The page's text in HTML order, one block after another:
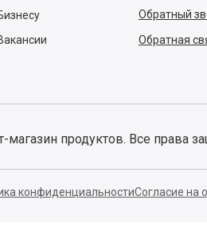
Обратный
Обратная
магазин продуктов. Все права
конфиденциальностиСогласие на